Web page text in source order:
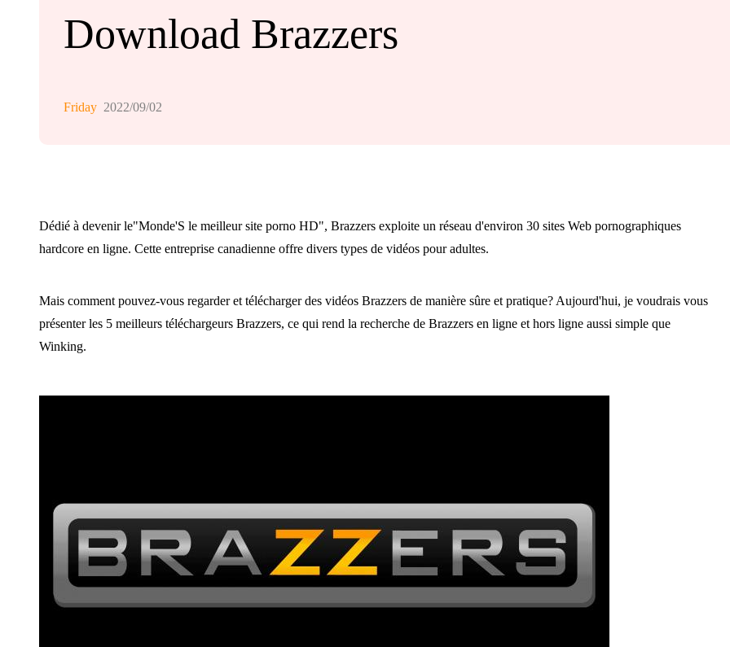
Download Brazzers
Friday 2022/09/02
Dédié à devenir le"Monde'S le meilleur site porno HD", Brazzers exploite un réseau d'environ 30 sites Web pornographiques
hardcore en ligne. Cette entreprise canadienne offre divers types de vidéos pour adultes.
Mais comment pouvez-vous regarder et télécharger des vidéos Brazzers de manière sûre et pratique? Aujourd'hui, je voudrais vous
présenter les 5 meilleurs téléchargeurs Brazzers, ce qui rend la recherche de Brazzers en ligne et hors ligne aussi simple que
Winking.